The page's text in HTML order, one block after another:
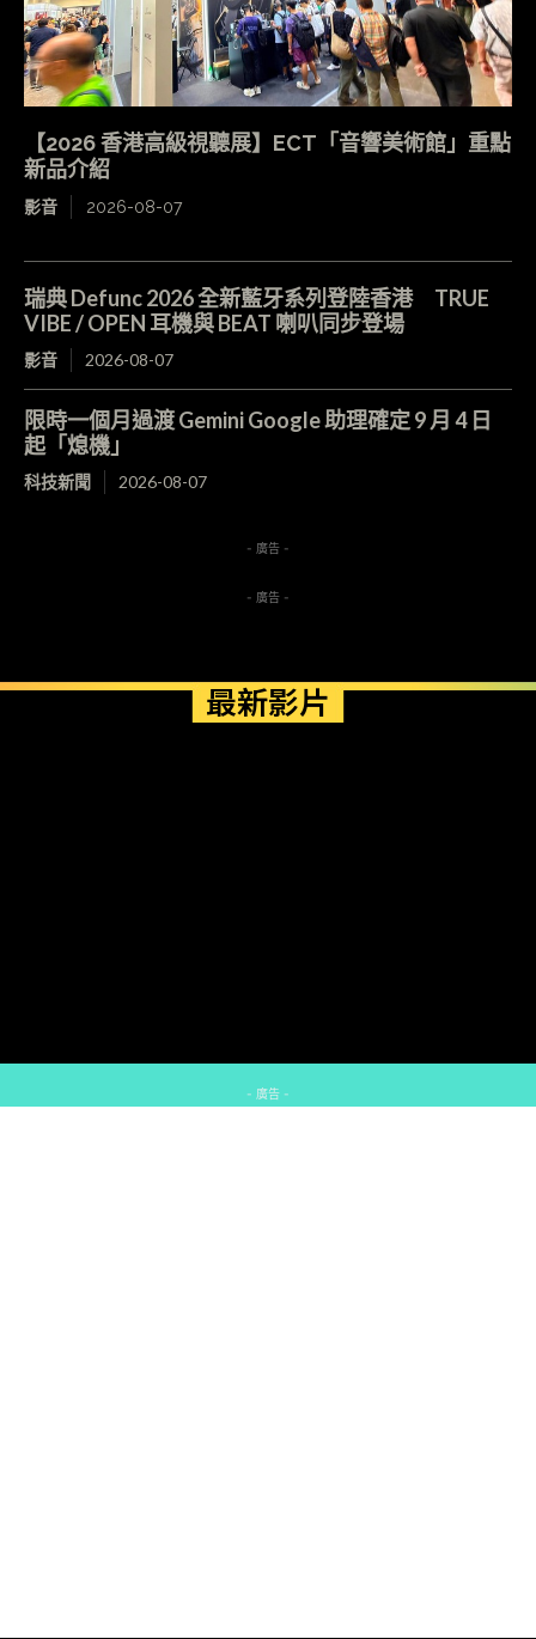
【2026 香港高級視聽展】ECT「音響美術館」重點
新品介紹
影音 2026-08-07
瑞典 Defunc 2026 全新藍牙系列登陸香港 TRUE
VIBE / OPEN 耳機與 BEAT 喇叭同步登場
影音 2026-08-07
限時一個月過渡 Gemini Google 助理確定 9 月 4 日
起「熄機」
科技新聞 2026-08-07
- 廣告 -
- 廣告 -
最新影片
- 廣告 -